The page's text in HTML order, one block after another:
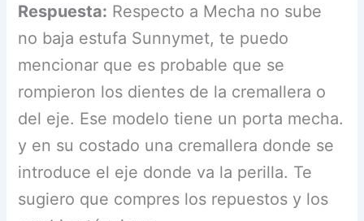
Respuesta: Respecto a Mecha no sube
no baja estufa Sunnymet, te puedo
mencionar que es probable que se
rompieron los dientes de la cremallera o
del eje. Ese modelo tiene un porta mecha.
y en su costado una cremallera donde se
introduce el eje donde va la perilla. Te
sugiero que compres los repuestos y los